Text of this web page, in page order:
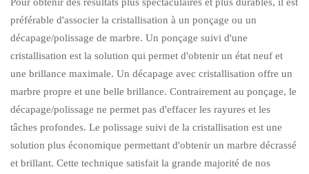
préférable d'associer la cristallisation à un ponçage ou un
décapage/polissage de marbre. Un ponçage suivi d'une
cristallisation est la solution qui permet d'obtenir un état neuf et
une brillance maximale. Un décapage avec cristallisation offre un
marbre propre et une belle brillance. Contrairement au ponçage, le
décapage/polissage ne permet pas d'effacer les rayures et les
tâches profondes. Le polissage suivi de la cristallisation est une
solution plus économique permettant d'obtenir un marbre décrassé
et brillant. Cette technique satisfait la grande majorité de nos